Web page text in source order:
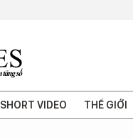
SHORT VIDEO THẾ GIỚI